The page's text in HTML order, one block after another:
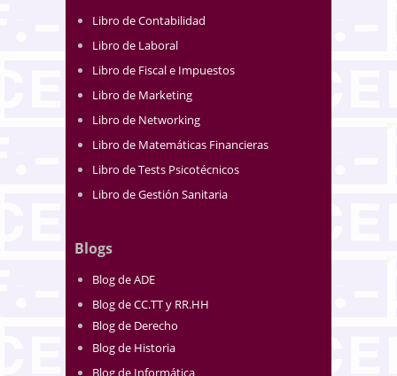
Libro de Contabilidad
Libro de Laboral
Libro de Fiscal e Impuestos
Libro de Marketing
Libro de Networking
Libro de Matemáticas Financieras
Libro de Tests Psicotécnicos
Libro de Gestión Sanitaria
Blogs
Blog de ADE
Blog de CC.TT y RR.HH
Blog de Derecho
Blog de Historia
Blog de Informática